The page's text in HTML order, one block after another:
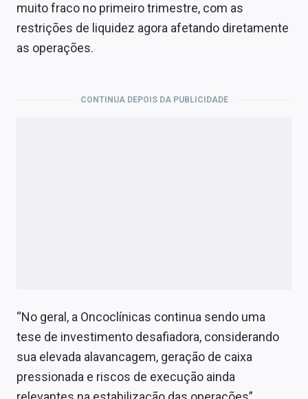
muito fraco no primeiro trimestre, com as
restrições de liquidez agora afetando diretamente
as operações.
CONTINUA DEPOIS DA PUBLICIDADE
“No geral, a Oncoclínicas continua sendo uma
tese de investimento desafiadora, considerando
sua elevada alavancagem, geração de caixa
pressionada e riscos de execução ainda